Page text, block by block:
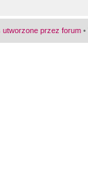
utworzone przez forum